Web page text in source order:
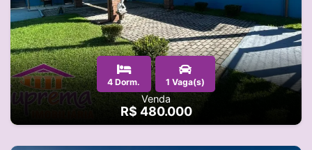
4 Dorm. 1 Vaga(s)
Venda
R$ 480.000